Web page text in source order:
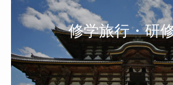
修学旅行・研